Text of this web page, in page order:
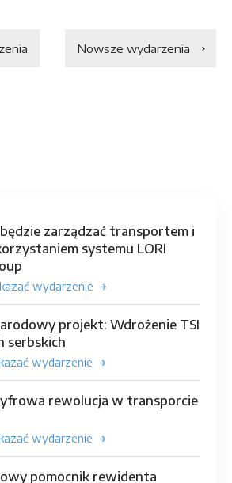
Nowsze wydarzenia
będzie zarządzać transportem i
systemu LORI
wydarzenie
projekt: Wdrożenie TSI
serbskich
wydarzenie
rewolucja w transporcie
wydarzenie
pomocnik rewidenta